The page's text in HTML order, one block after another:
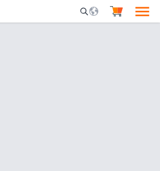
Mobile Search